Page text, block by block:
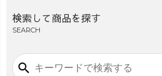
検索して商品を探す
SEARCH
search